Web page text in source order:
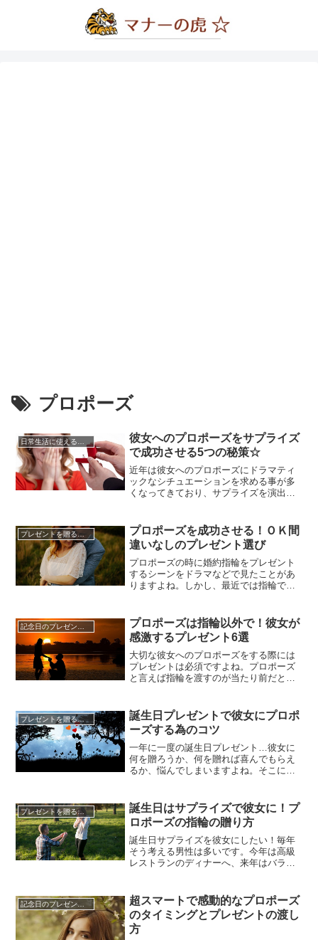
プロポーズ
日常生活に使える知識やマナー
彼女へのプロポーズをサプライズ
で成功させる5つの秘策☆
近年は彼女へのプロポーズにドラマティ
ックなシチュエーションを求める事が多
くなってきており、サプライズを演出す
様々紹介されていて、見ていると真似を
してみたくなる気持ちも分かります。男
性は彼女を喜ばせたい一心でサプライズ
を企画する方が多く、サプライズを...
プレゼントを贈るコツ
プロポーズを成功させる！ＯＫ間
違いなしのプレゼント選び
プロポーズの時に婚約指輪をプレゼント
するシーンをドラマなどで見たことがあ
りますよね。しかし、最近では指輪では
で二人で買いに行きたいというカップル
もいますし、また婚約指輪自体いらない
というカップルもいます。プロポーズと
いう大きな節目にもなる告白を、さ...
記念日のプレゼントを贈るコツ
プロポーズは指輪以外で！彼女が
感激するプレゼント6選
大切な彼女へのプロポーズをする際には
プレゼントは必須ですよね。プロポーズ
と言えば指輪を渡すのが当たり前だと思
まらないと思っている人が増えていま
す。一生に一度のことですし、誰もが自
分にしかできない特別なプロポーズをし
たいと思うことでしょう。でも、いざ...
プレゼントを贈るコツ
誕生日プレゼントで彼女にプロポ
ーズする為のコツ
一年に一度の誕生日プレゼント…彼女に
何を贈ろうか、何を贈れば喜んでもらえ
るか、悩んでしまいますよね。そこに正
トに彼女へのプロポーズはいかがでしょ
うか。お互いに結婚の意思がある事はわ
かりつつも、付き合いが長くなれば長く
なるほど、なかなかタイミングが掴...
プレゼントを贈るコツ
誕生日はサプライズで彼女に！プ
ロポーズの指輪の贈り方
誕生日サプライズを彼女にしたい！毎年
そう考える男性は多いです。今年は高級
レストランのディナーへ、来年はバラの
プロポーズ！と言うのは、いかがでしょ
うか。最近では花嫁の誕生日に結婚式を
挙げる、新郎新婦が増えています。「彼
女が産まれた大切な日に。」誕生日...
記念日のプレゼントを贈るコツ
超スマートで感動的なプロポーズ
のタイミングとプレゼントの渡し
方